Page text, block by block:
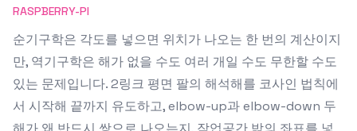
RASPBERRY-PI
순기구학은 각도를 넣으면 위치가 나오는 한 번의 계산이지
만, 역기구학은 해가 없을 수도 여러 개일 수도 무한할 수도
있는 문제입니다. 2링크 평면 팔의 해석해를 코사인 법칙에
서 시작해 끝까지 유도하고, elbow-up과 elbow-down 두